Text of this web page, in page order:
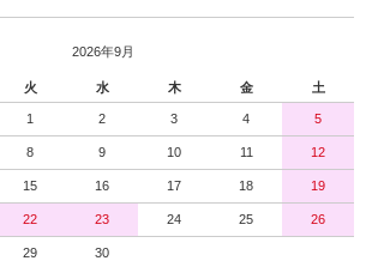
2026年9月
火 水 木 金 土
1 2 3 4 5
8 9 10 11 12
15 16 17 18 19
22 23 24 25 26
29 30